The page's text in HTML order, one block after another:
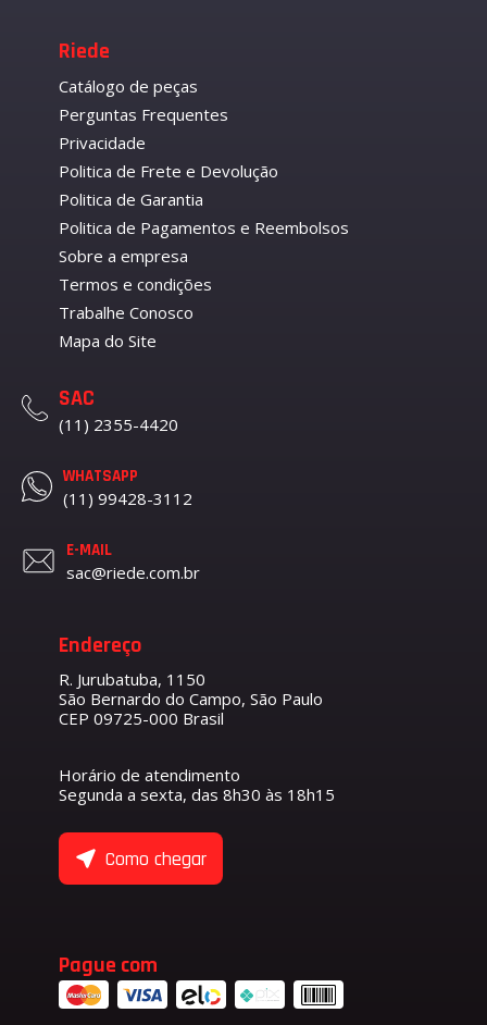
Riede
Catálogo de peças
Perguntas Frequentes
Privacidade
Politica de Frete e Devolução
Politica de Garantia
Politica de Pagamentos e Reembolsos
Sobre a empresa
Termos e condições
Trabalhe Conosco
Mapa do Site
SAC
(11) 2355-4420
WHATSAPP
(11) 99428-3112
E-MAIL
sac@riede.com.br
Endereço
R. Jurubatuba, 1150
São Bernardo do Campo, São Paulo
CEP 09725-000 Brasil
Horário de atendimento
Segunda a sexta, das 8h30 às 18h15
Como chegar
Pague com